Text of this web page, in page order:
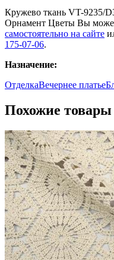
Кружево ткань VT-9235/
Орнамент Цветы Вы
самостоятельно на сайте
175-07-06.
Назначение:
ОтделкаВечернее платье
Похожие товары